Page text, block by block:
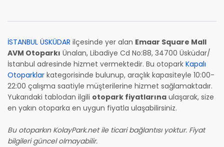
İSTANBUL ÜSKÜDAR ilçesinde yer alan Emaar Square Mall
AVM Otoparkı Ünalan, Libadiye Cd No:88, 34700 Üsküdar/
İstanbul adresinde hizmet vermektedir. Bu otopark Kapalı
Otoparklar kategorisinde bulunup, araçlık kapasiteyle 10:00-
22:00 çalışma saatiyle müşterilerine hizmet sağlamaktadır.
Yukarıdaki tablodan ilgili otopark fiyatlarına ulaşarak, size
en yakın otoparka en uygun fiyatla ulaşabilirsiniz.
Bu otoparkın KolayPark.net ile ticari bağlantısı yoktur. Fiyat
bilgileri güncel olmayabilir.